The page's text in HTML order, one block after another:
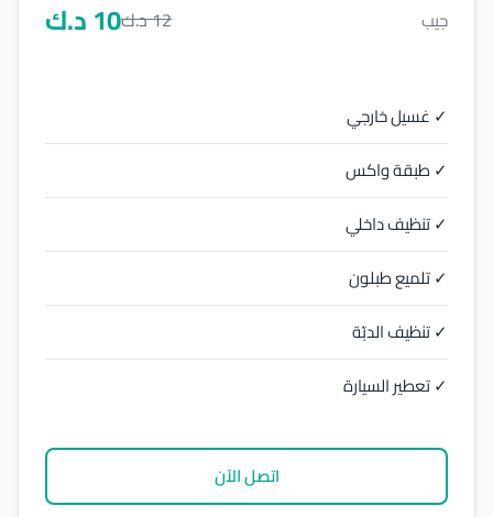
جيب 12د.ك10د.ك
✓ غسيل خارجي
✓ طبقة واكس
✓ تنظيف داخلي
✓ تلميع طبلون
✓ تنظيف الدبّة
✓ تعطير السيارة
اتصل الآن